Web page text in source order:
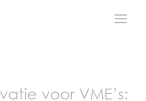
a
voor VME’s: